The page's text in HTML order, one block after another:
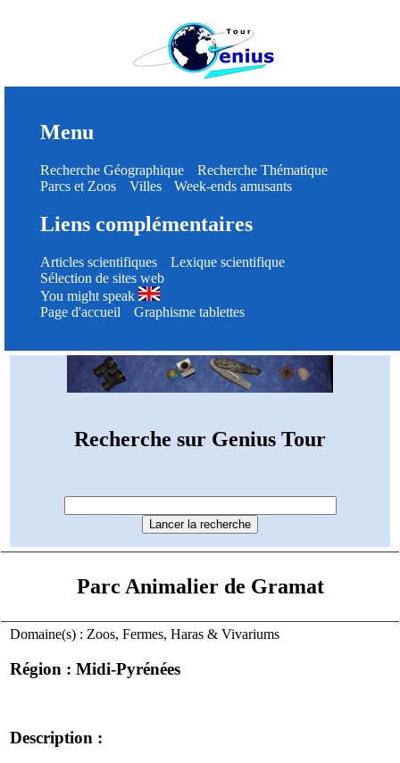
Menu
Recherche Géographique
Recherche Thématique
Parcs et Zoos
Villes Week-ends amusants
Liens complémentaires
Articles scientifiques
Lexique scientifique
Sélection de sites web
You might speak
Page d'accueil
Graphisme tablettes
Recherche sur Genius Tour
Parc Animalier de Gramat
Domaine(s) : Zoos, Fermes, Haras & Vivariums
Région : Midi-Pyrénées
Description :